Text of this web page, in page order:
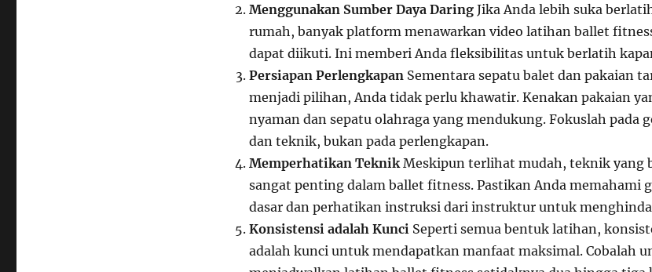
Menggunakan Sumber Daya DaringJika Anda lebih suka
rumah, banyak platform menawarkan video latihan ballet
dapat diikuti. Ini memberi Anda fleksibilitas untuk berlatih
Persiapan Perlengkapan Sementara sepatu balet dan pakaian
menjadi pilihan, Anda tidak perlu khawatir. Kenakan pakaian
nyaman dan sepatu olahraga yang mendukung. Fokuslah pada
dan teknik, bukan pada perlengkapan.
Memperhatikan TeknikMeskipun terlihat mudah, teknik yang
sangat penting dalam ballet fitness. Pastikan Anda memahami
dasar dan perhatikan instruksi dari instruktur untuk
Konsistensi adalah Kunci Seperti semua bentuk latihan,
adalah kunci untuk mendapatkan manfaat maksimal. Cobalah